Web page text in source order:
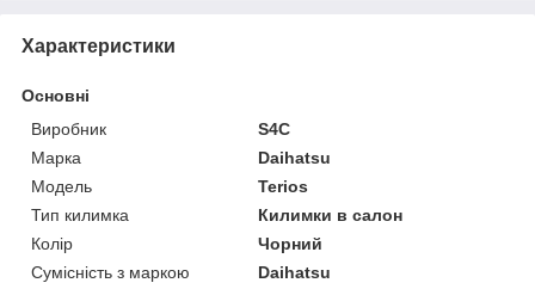
Характеристики
Основні
Виробник
S4C
Марка
Daihatsu
Модель
Terios
Тип килимка
Килимки в салон
Колір
Чорний
Сумісність з маркою
Daihatsu